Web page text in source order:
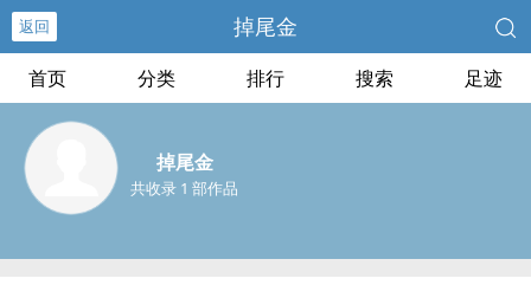
返回 掉尾金
首页 分类 排行 搜索 足迹
掉尾金
共收录 1 部作品